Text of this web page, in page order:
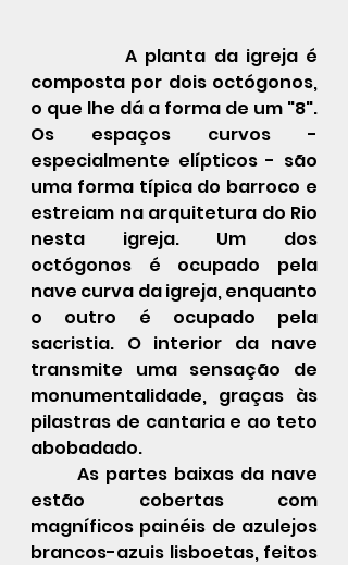
composta por dois octógonos,
o que lhe dá a forma de um "8".
Os espaços curvos -
especialmente elípticos - são
uma forma típica do barroco e
estreiam na arquitetura do Rio
nesta igreja. Um dos
nave curva da igreja, enquanto
sacristia. O interior da nave
transmite uma sensação de
monumentalidade, graças às
abobadado.
As partes baixas da nave
estão cobertas com
magníficos painéis de azulejos
brancos-azuis lisboetas, feitos